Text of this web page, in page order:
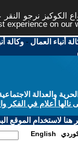
نرجو
experience on our
أنباء العمال -وكالة
والعدالة
أعلام في الفكر
لاستخدام الموقع
English